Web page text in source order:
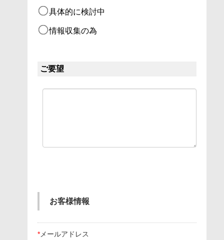
具体的に検討中
情報収集の為
ご要望
お客様情報
* メールアドレス